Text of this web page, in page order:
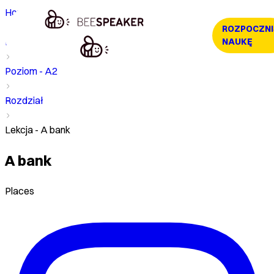
NAUKĘ
Home
Kurs
Poziom - A2
Rozdział
Lekcja - A bank
A bank
Places